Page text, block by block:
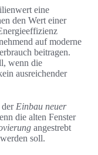
eine
den Wert einer
auf moderne
beitragen.
wenn die
ausreichender
der Einbau neuer
die alten Fenster
angestrebt
soll.